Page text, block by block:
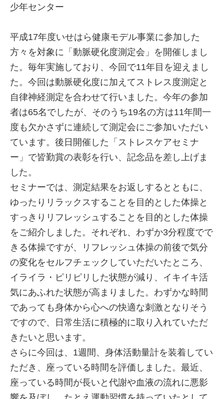
少年センター
平成17年度いせはら健康モデル事業に参加した
方々を対象に「動脈硬化度測定会」を開催しまし
た。毎年実施しており、今回で11年目を迎えまし
た。今回は動脈硬化度に加えてストレス度測定と
自律神経測定を合わせて行いました。今年の参加
者は65名でしたが、そのうち19名の方は11年間一
度も欠かさずに連続して測定会にご参加いただい
ています。後日開催した「ストレスケアセミナ
ー」で皆勤賞の表彰を行い、記念品を差し上げま
した。
セミナーでは、測定結果をお返しするとともに、
ゆったりリラックスすることを目的とした体操と
すっきりリフレッシュすることを目的とした体操
をご紹介しました。それぞれ、わずか3分程度でで
きる体操ですが、リフレッシュ体操の前後で気分
の変化をセルフチェックしていただいたところ、
イライラ・ピリピリした状態が減り、イキイキ活
気にあふれた状態が高まりました。わずかな時間
であっても身体から心への快適な刺激となりそう
ですので、日常生活に積極的に取り入れていただ
きたいと思います。
さらに今回は、1週間、身体活動量計を装着してい
ただき、座っている時間を評価しました。最近、
座っている時間が長いと代謝や血液の流れに悪影